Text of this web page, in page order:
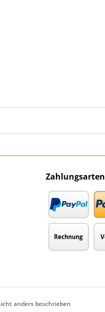
Zahlungsarten
anders beschrieben